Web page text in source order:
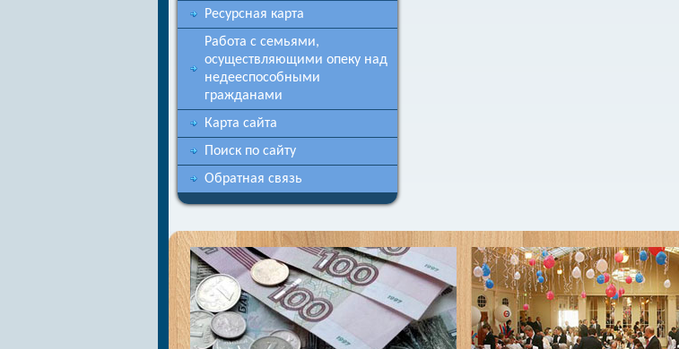
Ресурсная карта
Работа с семьями,
осуществляющими опеку над
недееспособными
гражданами
Карта сайта
Поиск по сайту
Обратная связь